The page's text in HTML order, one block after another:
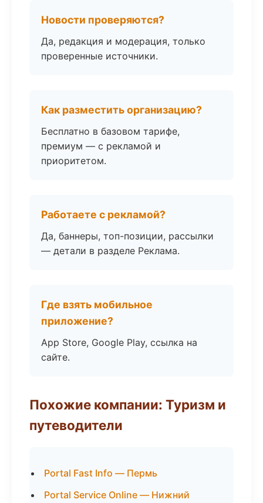
Новости проверяются?
Да, редакция и модерация, только
проверенные источники.
Как разместить организацию?
Бесплатно в базовом тарифе,
премиум — с рекламой и
приоритетом.
Работаете с рекламой?
Да, баннеры, топ-позиции, рассылки
— детали в разделе Реклама.
Где взять мобильное
приложение?
App Store, Google Play, ссылка на
сайте.
Похожие компании: Туризм и
путеводители
Portal Fast Info — Пермь
Portal Service Online — Нижний